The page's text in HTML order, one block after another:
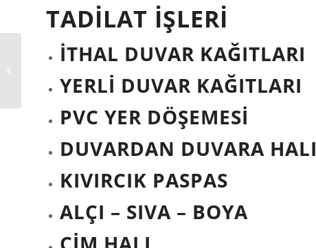
TADİLAT İŞLERİ
İTHAL DUVAR KAĞITLARI
YERLİ DUVAR KAĞITLARI
PVC YER DÖŞEMESİ
DUVARDAN DUVARA HALI
KIVIRCIK PASPAS
ALÇI – SIVA – BOYA
MERSİN GÜVEN PARKE